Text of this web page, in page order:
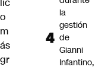
o
m
ás
gr
la
gestión
de
Gianni
Infantino,